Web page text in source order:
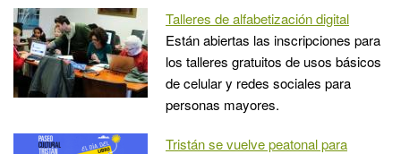
Talleres de alfabetización digital
Están abiertas las inscripciones para
los talleres gratuitos de usos básicos
de celular y redes sociales para
personas mayores.
Tristán se vuelve peatonal para